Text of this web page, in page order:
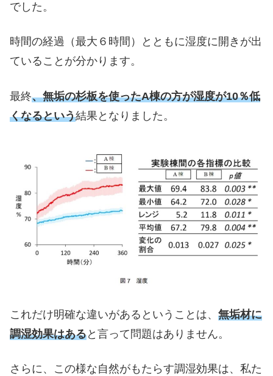
でした。
時間の経過（最大６時間）とともに湿度に開きが出
ていることが分かります。
最終、無垢の杉板を使ったA棟の方が湿度が10％低
くなるという結果となりました。
これだけ明確な違いがあるということは、 無垢材に
調湿効果はあると言って問題はありません。
さらに、この様な自然がもたらす調湿効果は、私た